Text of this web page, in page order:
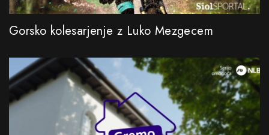
Gorsko kolesarjenje z Luko Mezgecem